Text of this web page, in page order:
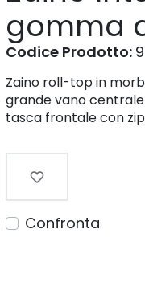
gomma
Codice Prodotto:
Zaino roll-top in
grande vano
tasca frontale con
Confronta